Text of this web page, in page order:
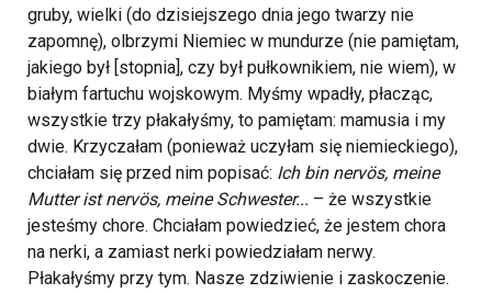
gruby, wielki (do dzisiejszego dnia jego twarzy nie
zapomnę), olbrzymi Niemiec w mundurze (nie pamiętam,
jakiego był [stopnia], czy był pułkownikiem, nie wiem), w
białym fartuchu wojskowym. Myśmy wpadły, płacząc,
wszystkie trzy płakałyśmy, to pamiętam: mamusia i my
dwie. Krzyczałam (ponieważ uczyłam się niemieckiego),
chciałam się przed nim popisać: Ich bin nervös, meine
Mutter ist nervös, meine Schwester... – że wszystkie
jesteśmy chore. Chciałam powiedzieć, że jestem chora
na nerki, a zamiast nerki powiedziałam nerwy.
Płakałyśmy przy tym. Nasze zdziwienie i zaskoczenie.